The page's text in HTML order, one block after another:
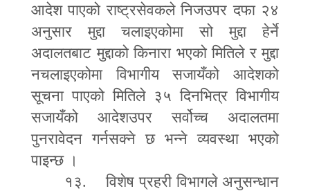
आदेश पाएको राष्ट्रसेवकले निजउपर दफा २४
अनुसार मुद्दा चलाइएकोमा सो मुद्दा हेर्ने
अदालतबाट मुद्दाको किनारा भएको मितिले र मुद्दा
नचलाइएकोमा विभागीय सजायँको आदेशको
सूचना पाएको मितिले ३५ दिनभित्र विभागीय
सजायँको आदेशउपर सर्वोच्च अदालतमा
पुनरावेदन गर्नसक्ने छ भन्ने व्यवस्था भएको
पाइन्छ ।
१३. विशेष प्रहरी विभागले अनुसन्धान